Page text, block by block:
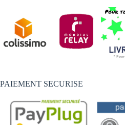
PAIEMENT SECURISE